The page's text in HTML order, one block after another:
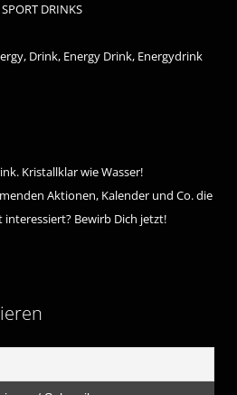
DRINKS
Drink, Energy Drink, Energydrink
Kristallklar wie Wasser!
Aktionen, Kalender und Co. die
interessiert? Bewirb Dich jetzt!